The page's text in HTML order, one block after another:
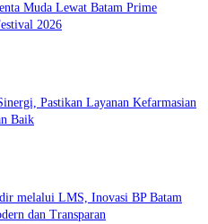
Muda Lewat Batam Prime
2026
Pastikan Layanan Kefarmasian
Baik
melalui LMS, Inovasi BP Batam
dan Transparan